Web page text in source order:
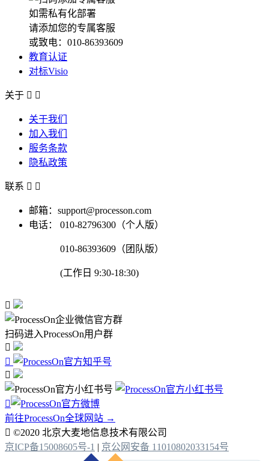
如需私有化部署
请添加您的专属客服
或致电：010-86393609
教育认证
对标Visio
关于  
关于我们
加入我们
服务条款
隐私政策
联系  
邮箱：support@processon.com
电话：
010-82796300（个人版）
010-86393609（团队版）
(工作日 9:30-18:30)

扫码进入ProcessOn用户群




前往ProcessOn全球网站 →
 ©2020 北京大麦地信息技术有限公司
京ICP备15008605号-1 | 京公网安备 11010802033154号